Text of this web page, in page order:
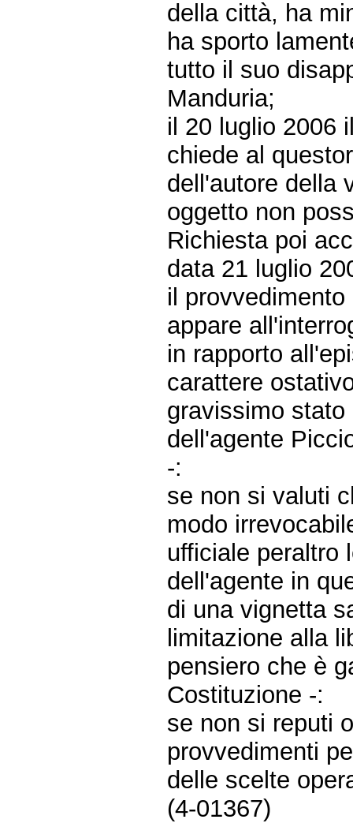
della città, ha
ha sporto
tutto il suo
Manduria;
il 20 luglio 2006
chiede al
dell'autore della
oggetto non
Richiesta poi
data 21 luglio
il
appare
in rapporto
carattere
gravissimo
dell'agente
-:
se non si valuti
modo
ufficiale peraltro
dell'agente in
di una vignetta
limitazione alla
pensiero che è
Costituzione -:
se non si reputi
provvedimenti
delle scelte
(4-01367)